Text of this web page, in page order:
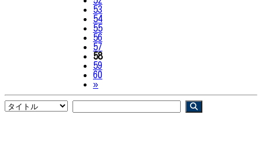
53
54
55
56
57
58
59
60
»Next